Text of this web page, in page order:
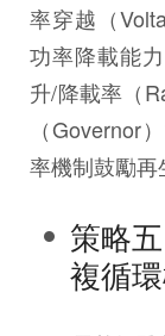
率穿越（
功率降載能
升/降載率（
（Governor
率機制鼓勵再
策略
複循